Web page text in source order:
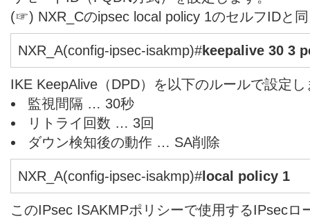
(☞) NXR_Cのipsec local policy 1のセルフIDと
NXR_A(config-ipsec-isakmp)#keepalive 30 3
IKE KeepAlive（DPD）を以下のルールで設定し
監視間隔 … 30秒
リトライ回数 … 3回
ダウン検知後の動作 … SA削除
NXR_A(config-ipsec-isakmp)#local policy 1
このIPsec ISAKMPポリシーで使用するIPsecロ